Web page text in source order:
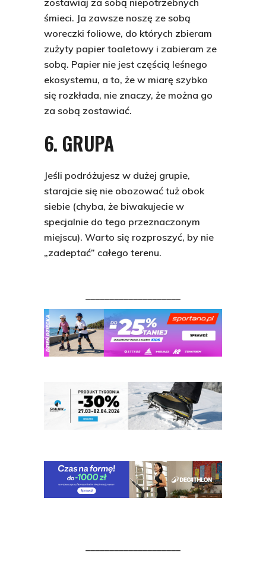
zostawiaj za sobą niepotrzebnych
śmieci. Ja zawsze noszę ze sobą
woreczki foliowe, do których zbieram
zużyty papier toaletowy i zabieram ze
sobą. Papier nie jest częścią leśnego
ekosystemu, a to, że w miarę szybko
się rozkłada, nie znaczy, że można go
za sobą zostawiać.
6. GRUPA
Jeśli podróżujesz w dużej grupie,
starajcie się nie obozować tuż obok
siebie (chyba, że biwakujecie w
specjalnie do tego przeznaczonym
miejscu). Warto się rozproszyć, by nie
„zadeptać” całego terenu.